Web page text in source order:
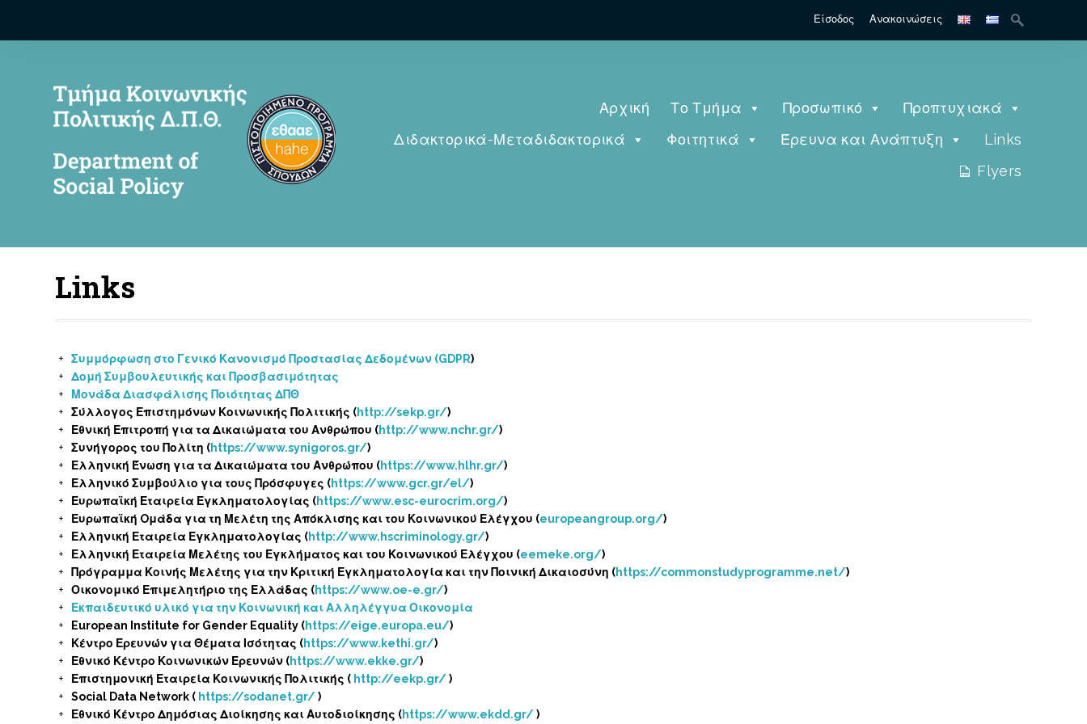
Είσοδος Ανακοινώσεις
Αρχική Το Τμήμα Προσωπικό
Προπτυχιακά
Διδακτορικά-Μεταδιδακτορικά
Φοιτητικά Έρευνα και Ανάπτυξη
Links
Flyers
Links
Συμμόρφωση στο Γενικό Κανονισμό Προστασίας Δεδομένων (GDPR)
Δομή Συμβουλευτικής και Προσβασιμότητας
Μονάδα Διασφάλισης Ποιότητας ΔΠΘ
Σύλλογος Επιστημόνων Κοινωνικής Πολιτικής (http://sekp.gr/)
Εθνική Επιτροπή για τα Δικαιώματα του Ανθρώπου (http://www.nchr.gr/)
Συνήγορος του Πολίτη (https://www.synigoros.gr/)
Ελληνική Ένωση για τα Δικαιώματα του Ανθρώπου (https://www.hlhr.gr/)
Ελληνικό Συμβούλιο για τους Πρόσφυγες (https://www.gcr.gr/el/)
Ευρωπαϊκή Εταιρεία Εγκληματολογίας (https://www.esc-eurocrim.org/)
Ευρωπαϊκή Oμάδα για τη Μελέτη της Απόκλισης και του Κοινωνικού Ελέγχου (europeangroup.org/)
Ελληνική Εταιρεία Εγκληματολογίας (http://www.hscriminology.gr/)
Ελληνική Εταιρεία Μελέτης του Εγκλήματος και του Κοινωνικού Ελέγχου (eemeke.org/)
Πρόγραμμα Κοινής Μελέτης για την Κριτική Εγκληματολογία και την Ποινική Δικαιοσύνη (https://commonstudyprogramme.net/)
Οικονομικό Επιμελητήριο της Ελλάδας (https://www.oe-e.gr/)
Εκπαιδευτικό υλικό για την Κοινωνική και Αλληλέγγυα Οικονομία
European Institute for Gender Equality (https://eige.europa.eu/)
Κέντρο Ερευνών για Θέματα Ισότητας (https://www.kethi.gr/)
Εθνικό Κέντρο Κοινωνικών Ερευνών (https://www.ekke.gr/)
Επιστημονική Εταιρεία Κοινωνικής Πολιτικής ( http://eekp.gr/)
Social Data Network ( https://sodanet.gr/)
Εθνικό Κέντρο Δημόσιας Διοίκησης και Αυτοδιοίκησης (https://www.ekdd.gr/)